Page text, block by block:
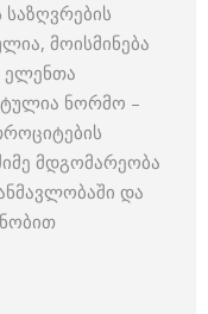
მოისმინება
ელენთა
ნორმო –
მდგომარეობა
და